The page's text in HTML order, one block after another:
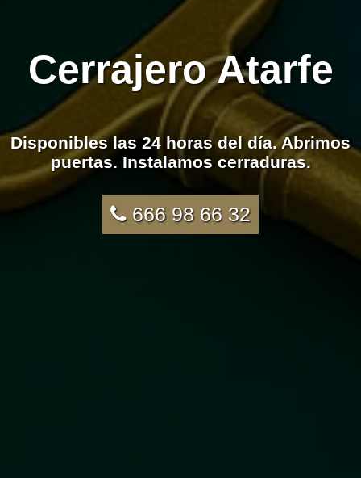
Cerrajero Atarfe
Disponibles las 24 horas del día. Abrimos
puertas. Instalamos cerraduras.
666 98 66 32